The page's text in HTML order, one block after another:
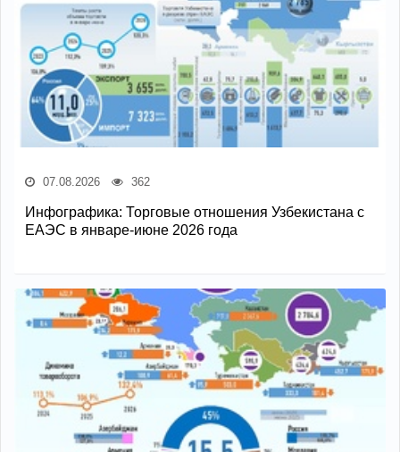
07.08.2026 362
Инфографика: Торговые отношения Узбекистана с
ЕАЭС в январе-июне 2026 года